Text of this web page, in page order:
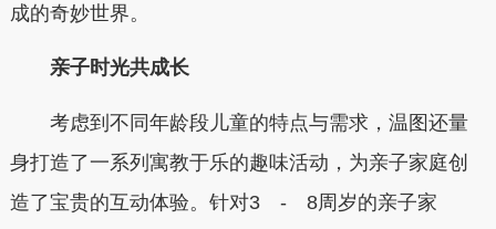
成的奇妙世界。
亲子时光共成长
考虑到不同年龄段儿童的特点与需求，温图还量
身打造了一系列寓教于乐的趣味活动，为亲子家庭创
造了宝贵的互动体验。针对3 - 8周岁的亲子家